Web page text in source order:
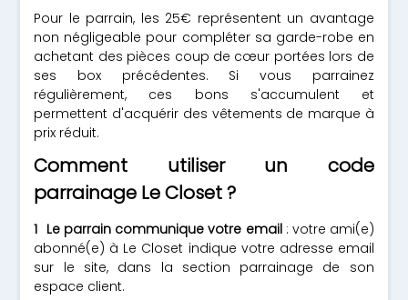
Pour le parrain, les 25€ représentent un avantage
non négligeable pour compléter sa garde-robe en
achetant des pièces coup de cœur portées lors de
ses box précédentes. Si vous parrainez
régulièrement, ces bons s'accumulent et
permettent d'acquérir des vêtements de marque à
prix réduit.
Comment utiliser un code
parrainage Le Closet ?
Le parrain communique votre email: votre ami(e)
abonné(e) à Le Closet indique votre adresse email
sur le site, dans la section parrainage de son
espace client.